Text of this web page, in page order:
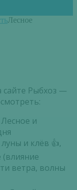
Лесное
сайте Рыбхоз —
и
и клёв 👍,
ветра, волны